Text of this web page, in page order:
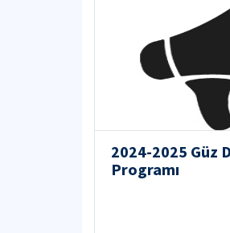
2024-2025 Güz
Programı